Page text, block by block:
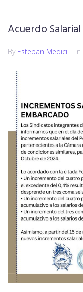
Acuerdo Salarial
By Esteban Medici In